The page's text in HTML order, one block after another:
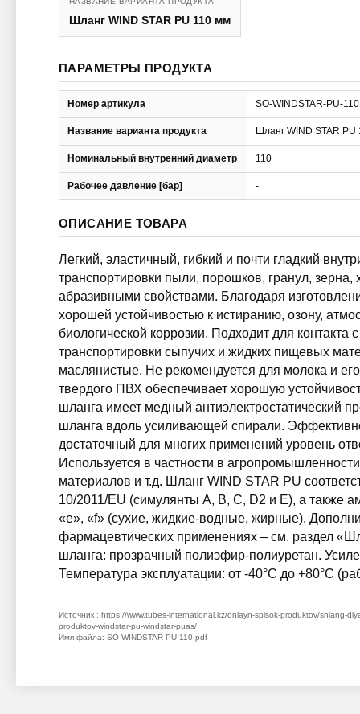
Шланг WIND STAR PU 110 мм
ПАРАМЕТРЫ ПРОДУКТА
Номер артикула SO-WINDSTAR-PU-110
Название варианта продукта Шланг WIND STAR PU
Номинальный внутренний диаметр 110
Рабочее давление [бар] -
ОПИСАНИЕ ТОВАРА
Легкий, эластичный, гибкий и почти гладкий
транспортировки пыли, порошков, гранул,
абразивными свойствами. Благодаря
хорошей устойчивостью к истиранию, озону,
биологической коррозии. Подходит для
транспортировки сыпучих и жидких пищевых
маслянистые. Не рекомендуется для молока и
твердого ПВХ обеспечивает хорошую
шланга имеет медный антиэлектростатический
шланга вдоль усиливающей спирали.
достаточный для многих применений уровень
Используется в частности в
материалов и т.д. Шланг WIND STAR PU
10/2011/EU (симулянты A, B, C, D2 и E), а также
«e», «f» (сухие, жидкие-водные, жирные).
фармацевтических применениях – см. раздел
шланга: прозрачный полиэфир-полиуретан.
Температура эксплуатации: от -40°C до +80°C
Источник : https://www.tubes-international.kz/onlayn-spisok-produktov/shlang-
produktov-windstar-pu-windstar-puas/
Имя файла: SO-WINDSTAR-PU-110.pdf